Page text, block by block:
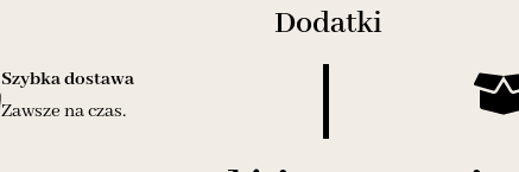
Dodatki
Szybka dostawa
Zawsze na czas.